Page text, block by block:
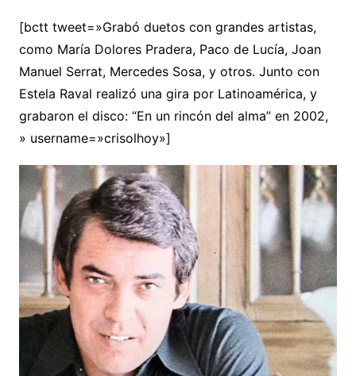
[bctt tweet=»Grabó duetos con grandes artistas,
como María Dolores Pradera, Paco de Lucía, Joan
Manuel Serrat, Mercedes Sosa, y otros. Junto con
Estela Raval realizó una gira por Latinoamérica, y
grabaron el disco: “En un rincón del alma” en 2002,
» username=»crisolhoy»]